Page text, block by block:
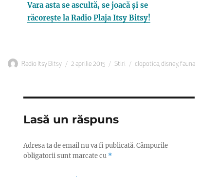
Vara asta se ascultă, se joacă și se
răcorește la Radio Plaja Itsy Bitsy!
Autor
Radio Itsy Bitsy
Publicat
2 aprilie 2015 Categorii
Stiri Etichete
clopotica,disney,fauna
Lasă un răspuns
Adresa ta de email nu va fi publicată.Câmpurile
obligatorii sunt marcate cu *